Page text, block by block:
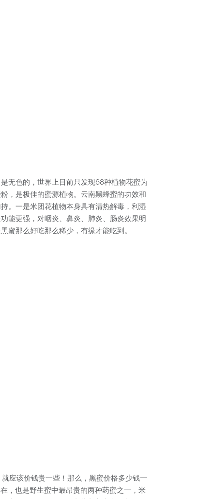
无色的，世界上目前只发现68种植物花蜜为
，是极佳的蜜源植物。云南黑蜂蜜的功效和
。一是米团花植物本身具有清热解毒，利湿
能更强，对咽炎、鼻炎、肺炎、肠炎效果明
蜜那么好吃那么稀少，有缘才能吃到。
应该价钱贵一些！那么，黑蜜价格多少钱一
，也是野生蜜中最昂贵的两种药蜜之一，米